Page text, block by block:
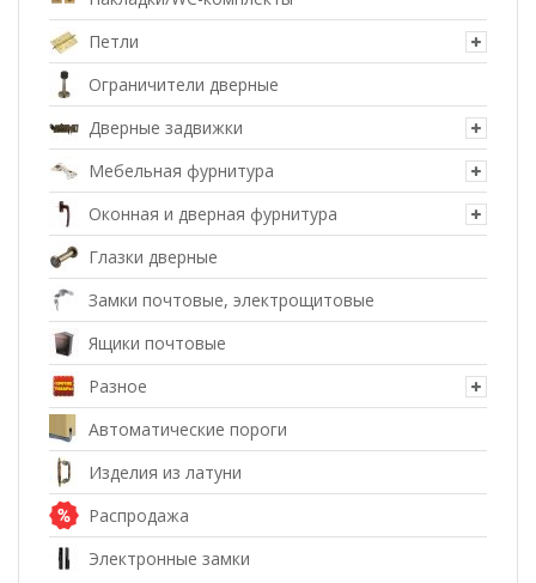
Петли
Ограничители дверные
Дверные задвижки
Мебельная фурнитура
Оконная и дверная фурнитура
Глазки дверные
Замки почтовые, электрощитовые
Ящики почтовые
Разное
Автоматические пороги
Изделия из латуни
Распродажа
Электронные замки